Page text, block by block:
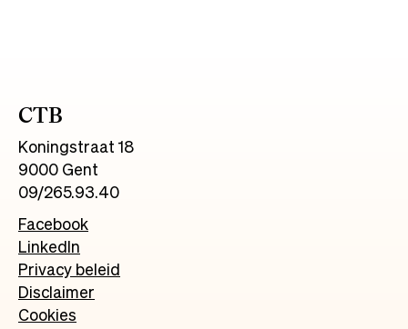
CTB
Koningstraat 18
9000 Gent
09/265.93.40
Facebook
LinkedIn
Privacy beleid
Disclaimer
Cookies